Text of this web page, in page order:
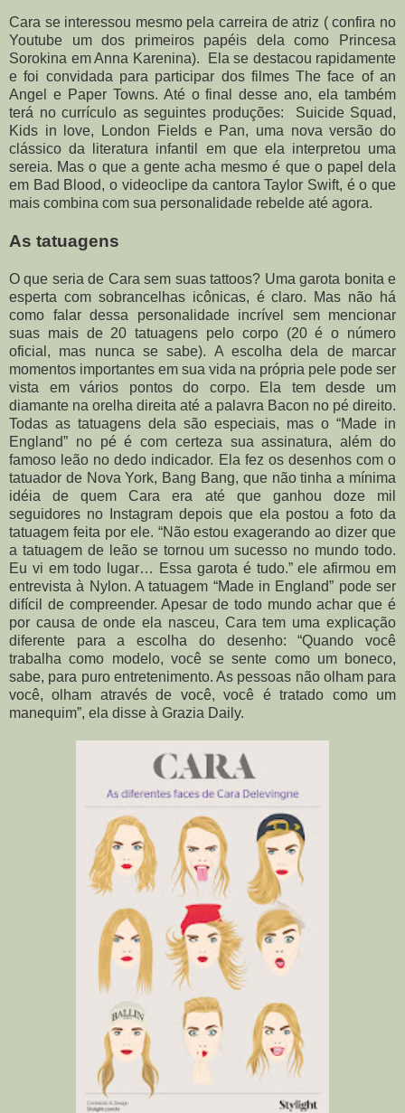
Cara se interessou mesmo pela carreira de atriz ( confira no
Youtube um dos primeiros papéis dela como Princesa
Sorokina em Anna Karenina). Ela se destacou rapidamente
e foi convidada para participar dos filmes The face of an
Angel e Paper Towns. Até o final desse ano, ela também
terá no currículo as seguintes produções: Suicide Squad,
Kids in love, London Fields e Pan, uma nova versão do
clássico da literatura infantil em que ela interpretou uma
sereia. Mas o que a gente acha mesmo é que o papel dela
em Bad Blood, o videoclipe da cantora Taylor Swift, é o que
mais combina com sua personalidade rebelde até agora.
As tatuagens
O que seria de Cara sem suas tattoos? Uma garota bonita e
esperta com sobrancelhas icônicas, é claro. Mas não há
como falar dessa personalidade incrível sem mencionar
suas mais de 20 tatuagens pelo corpo (20 é o número
oficial, mas nunca se sabe). A escolha dela de marcar
momentos importantes em sua vida na própria pele pode ser
vista em vários pontos do corpo. Ela tem desde um
diamante na orelha direita até a palavra Bacon no pé direito.
Todas as tatuagens dela são especiais, mas o “Made in
England” no pé é com certeza sua assinatura, além do
famoso leão no dedo indicador. Ela fez os desenhos com o
tatuador de Nova York, Bang Bang, que não tinha a mínima
idéia de quem Cara era até que ganhou doze mil
seguidores no Instagram depois que ela postou a foto da
tatuagem feita por ele. “Não estou exagerando ao dizer que
a tatuagem de leão se tornou um sucesso no mundo todo.
Eu vi em todo lugar… Essa garota é tudo.” ele afirmou em
entrevista à Nylon. A tatuagem “Made in England” pode ser
difícil de compreender. Apesar de todo mundo achar que é
por causa de onde ela nasceu, Cara tem uma explicação
diferente para a escolha do desenho: “Quando você
trabalha como modelo, você se sente como um boneco,
sabe, para puro entretenimento. As pessoas não olham para
você, olham através de você, você é tratado como um
manequim”, ela disse à Grazia Daily.